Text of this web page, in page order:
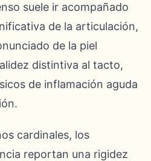
suele ir acompañado
de la articulación,
de la piel
distintiva al tacto,
de inflamación aguda
cardinales, los
reportan una rigidez